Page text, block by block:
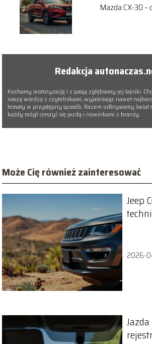
Mazda CX-30 –
Redakcja
Kochamy motoryzację i z pasją zgłębiamy jej tajniki.
naszą wiedzą z czytelnikami, wyjaśniając nawet
tematy w przystępny sposób. Razem odkrywamy świat
każdy mógł cieszyć się jazdą i nowinkami z branży.
Może Cię również zainteresować
Jeep
2026-